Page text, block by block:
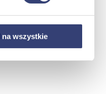
na wszystkie